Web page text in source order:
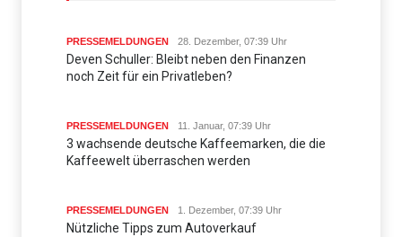
PRESSEMELDUNGEN 28. Dezember, 07:39 Uhr
Deven Schuller: Bleibt neben den Finanzen
noch Zeit für ein Privatleben?
PRESSEMELDUNGEN 11. Januar, 07:39 Uhr
3 wachsende deutsche Kaffeemarken, die die
Kaffeewelt überraschen werden
PRESSEMELDUNGEN 1. Dezember, 07:39 Uhr
Nützliche Tipps zum Autoverkauf